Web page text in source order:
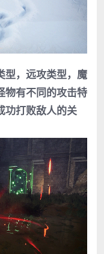
型，远攻类型，魔
物有不同的攻击特
功打败敌人的关